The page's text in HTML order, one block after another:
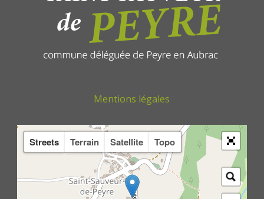
Mentions légales
Streets Terrain Satellite Topo